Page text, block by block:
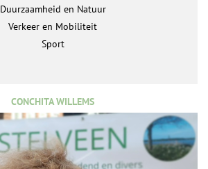
Duurzaamheid en Natuur
Verkeer en Mobiliteit
Sport
CONCHITA WILLEMS